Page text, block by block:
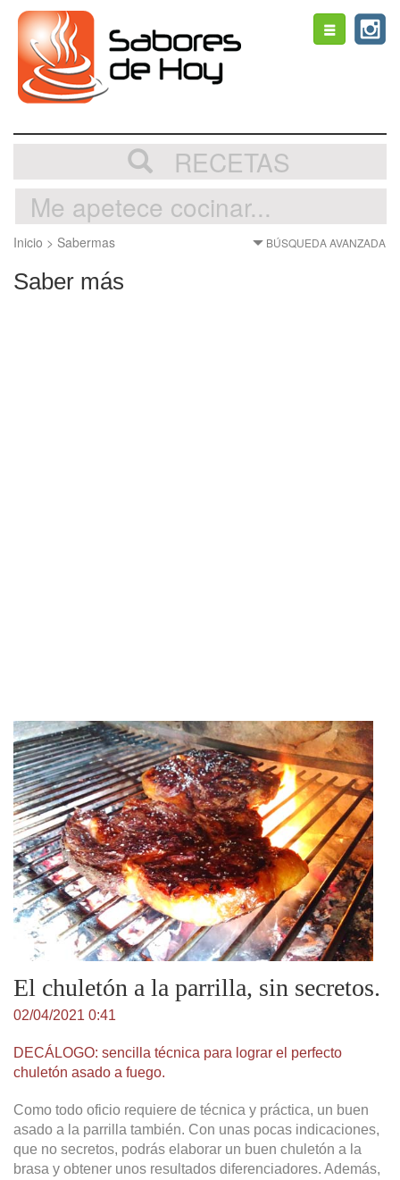
Toggle
navigation
RECETAS
Inicio > Sabermas BÚSQUEDA AVANZADA
Saber más
El chuletón a la parrilla, sin secretos.
02/04/2021 0:41
DECÁLOGO: sencilla técnica para lograr el perfecto
chuletón asado a fuego.
Como todo oficio requiere de técnica y práctica, un buen
asado a la parrilla también. Con unas pocas indicaciones,
que no secretos, podrás elaborar un buen chuletón a la
brasa y obtener unos resultados diferenciadores. Además,